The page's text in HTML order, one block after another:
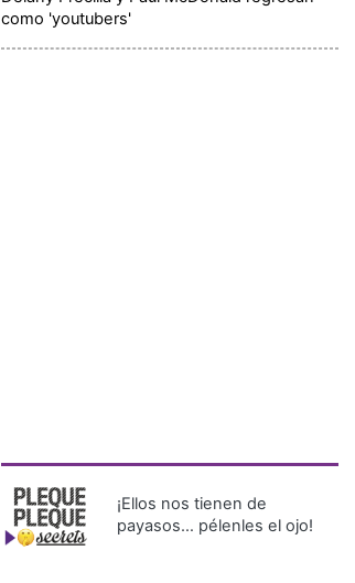
como 'youtubers'
¡Ellos nos tienen de
payasos… pélenles el ojo!